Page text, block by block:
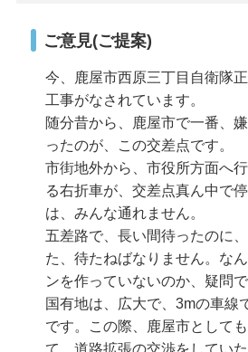
ご意見(ご提案)
今、鹿屋市西原三丁目自衛隊
工事がなされています。
随分昔から、鹿屋市で一番、
ったのが、この交差点です。
市街地外から、市役所方面へ
る右折車が、交差点真ん中で
は、みんな通れません。
五差路で、長い間待ったのに
た、待たねばなりません。な
ンを作っていないのか、疑問で
国有地は、広大で、3mの車線
です。この際、鹿屋市として
て、道路拡張の交渉をしてい